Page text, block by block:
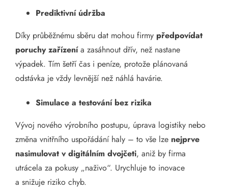
Prediktivní údržba
Díky průběžnému sběru dat mohou firmy předpovídat
poruchy zařízenía zasáhnout dřív, než nastane
výpadek. Tím šetří čas i peníze, protože plánovaná
odstávka je vždy levnější než náhlá havárie.
Simulace a testování bez rizika
Vývoj nového výrobního postupu, úprava logistiky nebo
změna vnitřního uspořádání haly – to vše lze nejprve
nasimulovat v digitálním dvojčeti, aniž by firma
utrácela za pokusy „naživo“. Urychluje to inovace
a snižuje riziko chyb.